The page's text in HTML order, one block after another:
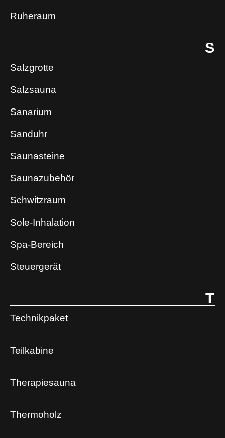
Ruheraum
S
Salzgrotte
Salzsauna
Sanarium
Sanduhr
Saunasteine
Saunazubehör
Schwitzraum
Sole-Inhalation
Spa-Bereich
Steuergerät
T
Technikpaket
Teilkabine
Therapiesauna
Thermoholz